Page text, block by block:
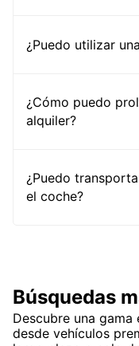
¿Puedo utilizar
¿Cómo puedo
alquiler?
¿Puedo
el coche?
Búsquedas
Descubre una
desde vehículos